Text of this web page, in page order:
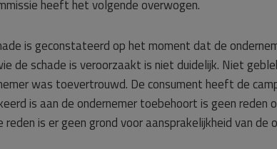
heeft het volgende overwogen.
is geconstateerd op het moment dat de
de schade is veroorzaakt is niet duidelijk. Niet
was toevertrouwd. De consument heeft de
is aan de ondernemer toebehoort is geen
reden is er geen grond voor aansprakelijkheid van de